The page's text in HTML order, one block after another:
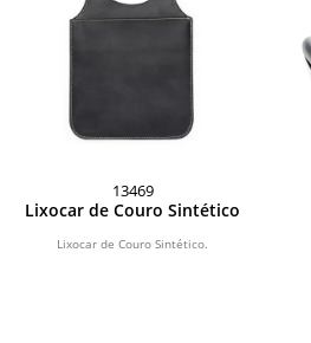
13469
Lixocar de Couro Sintético
Lixocar de Couro Sintético.